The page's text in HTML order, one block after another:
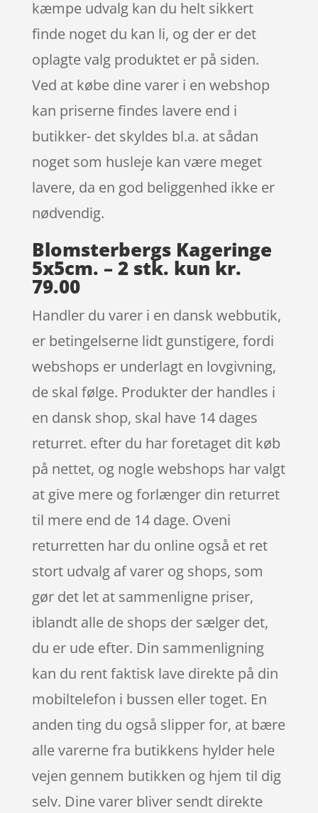
kæmpe udvalg kan du helt sikkert
finde noget du kan li, og der er det
oplagte valg produktet er på siden.
Ved at købe dine varer i en webshop
kan priserne findes lavere end i
butikker- det skyldes bl.a. at sådan
noget som husleje kan være meget
lavere, da en god beliggenhed ikke er
nødvendig.
Blomsterbergs Kageringe
5x5cm. – 2 stk. kun kr.
79.00
Handler du varer i en dansk webbutik,
er betingelserne lidt gunstigere, fordi
webshops er underlagt en lovgivning,
de skal følge. Produkter der handles i
en dansk shop, skal have 14 dages
returret. efter du har foretaget dit køb
på nettet, og nogle webshops har valgt
at give mere og forlænger din returret
til mere end de 14 dage. Oveni
returretten har du online også et ret
stort udvalg af varer og shops, som
gør det let at sammenligne priser,
iblandt alle de shops der sælger det,
du er ude efter. Din sammenligning
kan du rent faktisk lave direkte på din
mobiltelefon i bussen eller toget. En
anden ting du også slipper for, at bære
alle varerne fra butikkens hylder hele
vejen gennem butikken og hjem til dig
selv. Dine varer bliver sendt direkte